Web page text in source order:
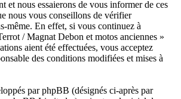
et nous essaierons de vous informer de ces
nous vous conseillons de vérifier
même. En effet, si vous continuez à
/ Magnat Debon et motos anciennes »
aient été effectuées, vous acceptez
des conditions modifiées et mises à
par phpBB (désignés ci-après par